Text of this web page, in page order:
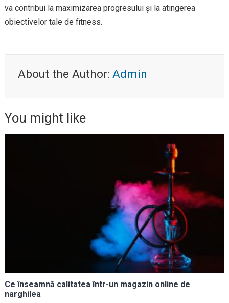
va contribui la maximizarea progresului și la atingerea
obiectivelor tale de fitness.
About the Author: Admin
You might like
Ce înseamnă calitatea într-un magazin online de
narghilea